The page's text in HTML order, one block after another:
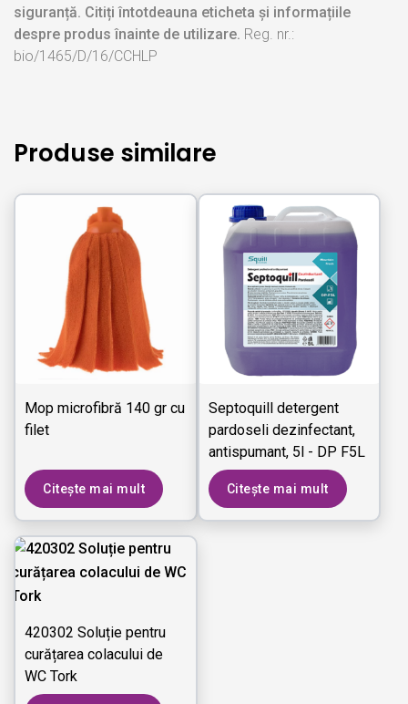
siguranță. Citiți întotdeauna eticheta și informațiile
despre produs înainte de utilizare. Reg. nr.:
bio/1465/D/16/CCHLP
Produse similare
Mop microfibră 140 gr cu
filet
Citește mai mult
Septoquill detergent
pardoseli dezinfectant,
antispumant, 5l - DP F5L
Citește mai mult
420302 Soluție pentru
curățarea colacului de
WC Tork